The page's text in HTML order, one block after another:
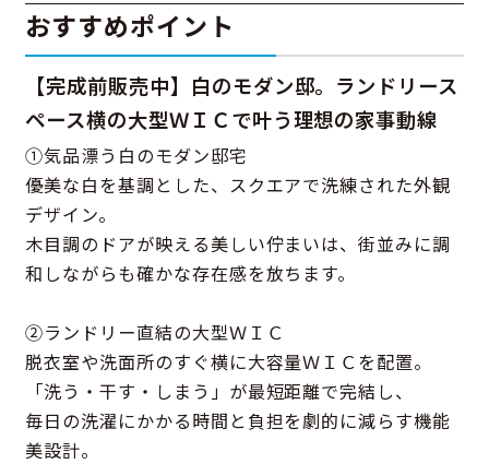
おすすめポイント
【完成前販売中】白のモダン邸。ランドリース
ペース横の大型ＷＩＣで叶う理想の家事動線
①気品漂う白のモダン邸宅
優美な白を基調とした、スクエアで洗練された外観
デザイン。
木目調のドアが映える美しい佇まいは、街並みに調
和しながらも確かな存在感を放ちます。
②ランドリー直結の大型ＷＩＣ
脱衣室や洗面所のすぐ横に大容量ＷＩＣを配置。
「洗う・干す・しまう」が最短距離で完結し、
毎日の洗濯にかかる時間と負担を劇的に減らす機能
美設計。